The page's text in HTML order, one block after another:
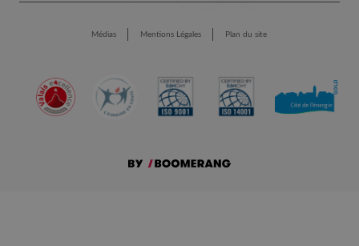
Médias Mentions Légales Plan du site